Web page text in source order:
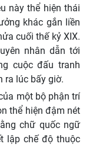
này thể hiện thái
khác gắn liền
cuối thế kỷ XIX.
nhân dẫn tới
cuộc đấu tranh
ra lúc bấy giờ.
một bộ phận trí
thể hiện đậm nét
chữ quốc ngữ
lập chế độ thuộc